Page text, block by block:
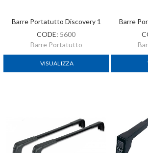
Barre Portatutto Discovery 1
CODE: 5600
Barre Portatutto
VISUALIZZA
Barre